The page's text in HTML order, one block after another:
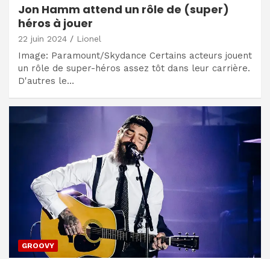
Jon Hamm attend un rôle de (super)
héros à jouer
22 juin 2024 Lionel
Image: Paramount/Skydance Certains acteurs jouent
un rôle de super-héros assez tôt dans leur carrière.
D'autres le…
GROOVY